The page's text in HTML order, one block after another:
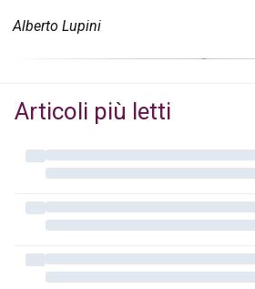
Alberto Lupini
Articoli più letti